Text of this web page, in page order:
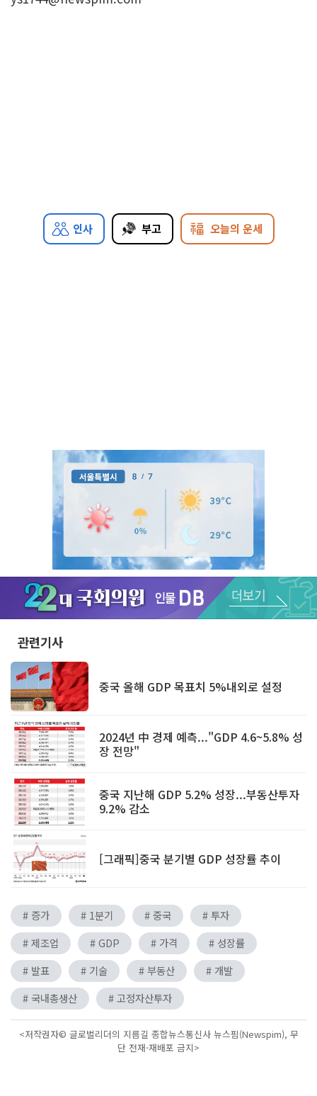
인사 부고 오늘의 운세
Unmute
관련기사
중국 올해 GDP 목표치 5%내외로 설정
2024년 中 경제 예측..."GDP 4.6~5.8% 성
장 전망"
중국 지난해 GDP 5.2% 성장...부동산투자
9.2% 감소
[그래픽]중국 분기별 GDP 성장률 추이
# 증가 # 1분기 # 중국
# 투자
# 제조업
# GDP # 가격
# 성장률
# 발표
# 기술 # 부동산
# 개발
# 국내총생산
# 고정자산투자
<저작권자© 글로벌리더의 지름길 종합뉴스통신사 뉴스핌(Newspim), 무
단 전재-재배포 금지>